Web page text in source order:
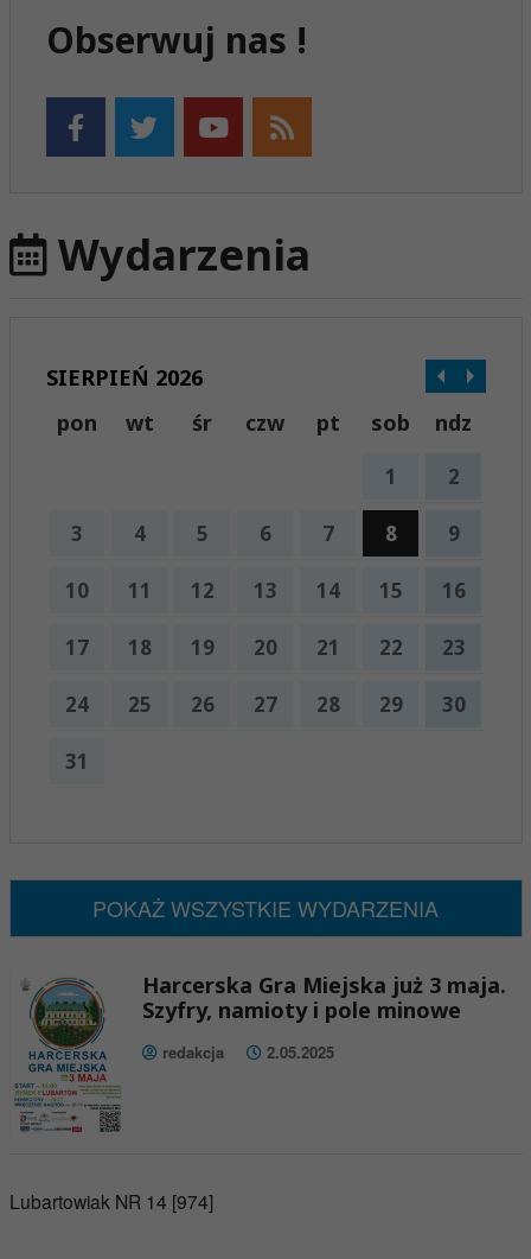
Obserwuj nas !
Wydarzenia
SIERPIEŃ 2026
pon
wt śr czw pt sob ndz
1 2
3 4 5 6 7 8 9
10 11 12 13 14 15 16
17 18 19 20 21 22 23
24 25 26 27 28 29 30
31
POKAŻ WSZYSTKIE WYDARZENIA
Harcerska Gra Miejska już 3 maja.
Szyfry, namioty i pole minowe
redakcja 2.05.2025
Lubartowiak NR 14 [974]